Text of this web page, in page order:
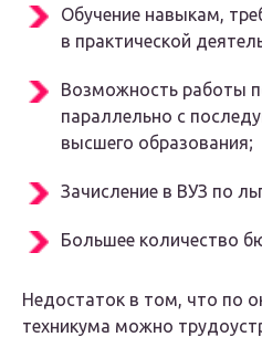
Обучение навыкам,
в практической
Возможность работы
параллельно с
высшего образования;
Зачисление в ВУЗ по
Большее количество
Недостаток в том, что по
техникума можно